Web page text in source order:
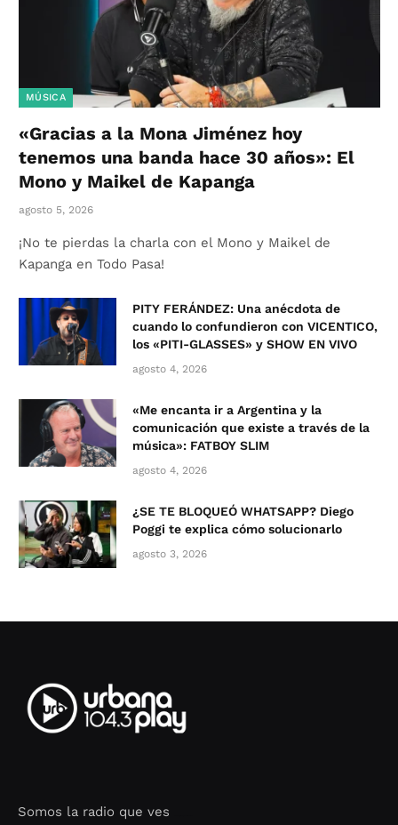
MÚSICA
«Gracias a la Mona Jiménez hoy
tenemos una banda hace 30 años»: El
Mono y Maikel de Kapanga
agosto 5, 2026
¡No te pierdas la charla con el Mono y Maikel de
Kapanga en Todo Pasa!
PITY FERÁNDEZ: Una anécdota de
cuando lo confundieron con VICENTICO,
los «PITI-GLASSES» y SHOW EN VIVO
agosto 4, 2026
«Me encanta ir a Argentina y la
comunicación que existe a través de la
música»: FATBOY SLIM
agosto 4, 2026
¿SE TE BLOQUEÓ WHATSAPP? Diego
Poggi te explica cómo solucionarlo
agosto 3, 2026
Somos la radio que ves